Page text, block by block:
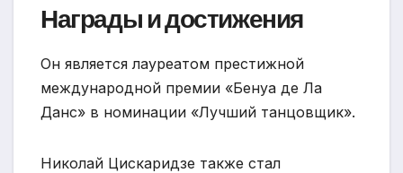
Награды и достижения
Он является лауреатом престижной
международной премии «Бенуа де Ла
Данс» в номинации «Лучший танцовщик».
Николай Цискаридзе также стал